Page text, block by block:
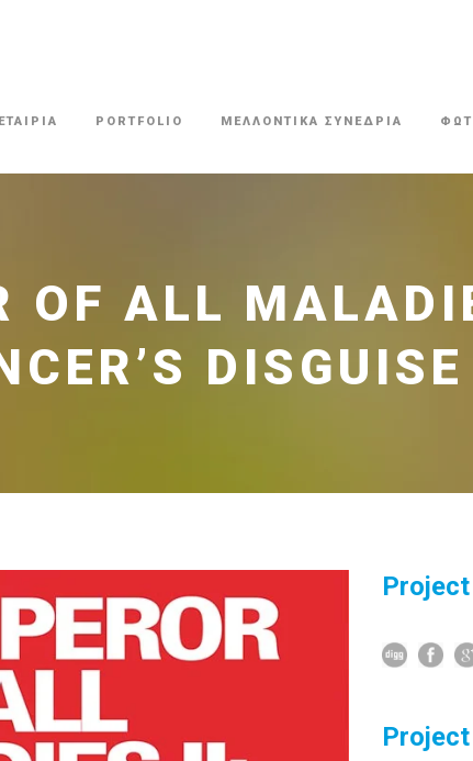
PORTFOLIO ΜΕΛΛΟΝΤΙΚΑ ΣΥΝΕΔΡΙΑ
OF ALL
DISGUISE